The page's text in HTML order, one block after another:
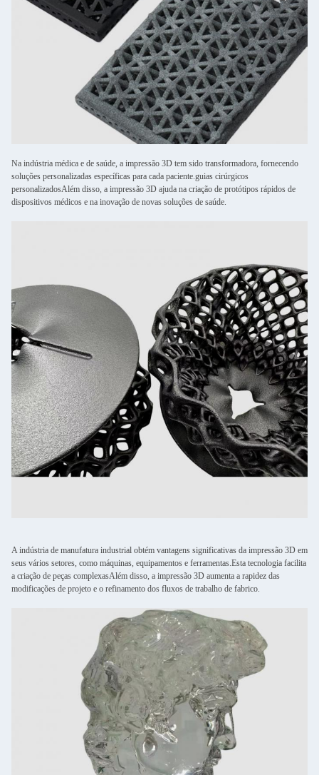
Na indústria médica e de saúde, a impressão 3D tem sido transformadora, fornecendo
soluções personalizadas específicas para cada paciente.guias cirúrgicos
personalizadosAlém disso, a impressão 3D ajuda na criação de protótipos rápidos de
dispositivos médicos e na inovação de novas soluções de saúde.
A indústria de manufatura industrial obtém vantagens significativas da impressão 3D em
seus vários setores, como máquinas, equipamentos e ferramentas.Esta tecnologia facilita
a criação de peças complexasAlém disso, a impressão 3D aumenta a rapidez das
modificações de projeto e o refinamento dos fluxos de trabalho de fabrico.